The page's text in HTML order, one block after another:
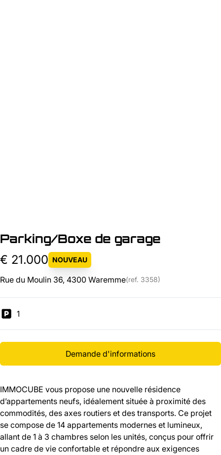
Parking/Boxe de garage
€ 21.000 NOUVEAU
Rue du Moulin 36, 4300 Waremme(ref. 3358)
1
Demande d'informations
IMMOCUBE vous propose une nouvelle résidence
d’appartements neufs, idéalement située à proximité des
commodités, des axes routiers et des transports. Ce projet
se compose de 14 appartements modernes et lumineux,
allant de 1 à 3 chambres selon les unités, conçus pour offrir
un cadre de vie confortable et répondre aux exigences